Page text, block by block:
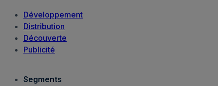
Développement
Distribution
Découverte
Publicité
Segments